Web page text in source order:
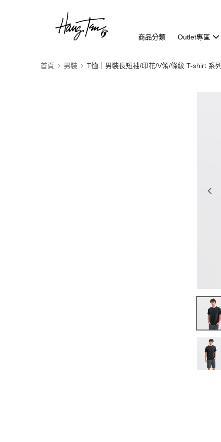
商品分類 Outlet專區
首頁 男裝 T恤｜男裝長短袖/印花/V領/條紋 T-shirt 系